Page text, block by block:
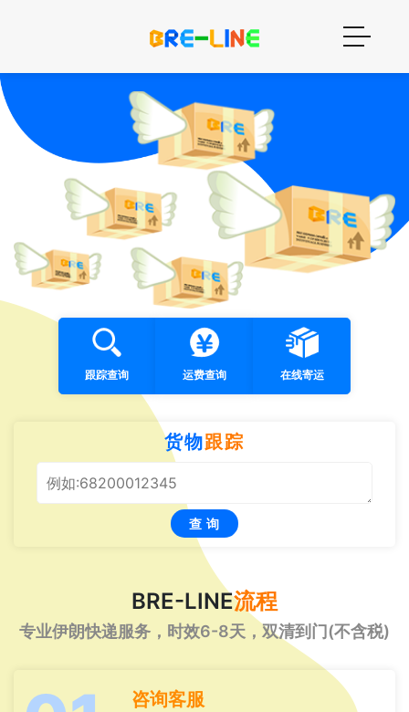
跟踪查询 运费查询 在线寄运
货物跟踪
查 询
BRE-LINE流程
专业伊朗快递服务，时效6-8天，双清到门(不含税)
咨询客服